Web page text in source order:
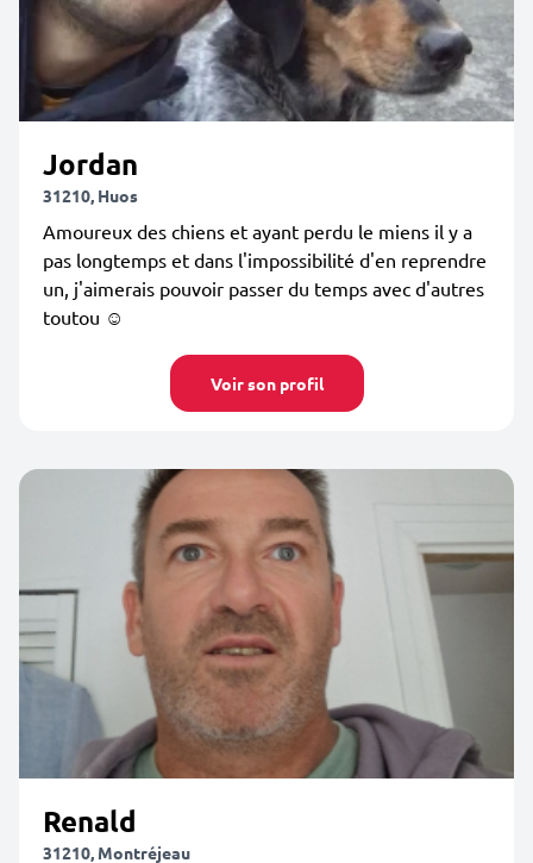
Jordan
31210, Huos
Amoureux des chiens et ayant perdu le miens il y a
pas longtemps et dans l'impossibilité d'en reprendre
un, j'aimerais pouvoir passer du temps avec d'autres
toutou ☺️
Voir son profil
Renald
31210, Montréjeau